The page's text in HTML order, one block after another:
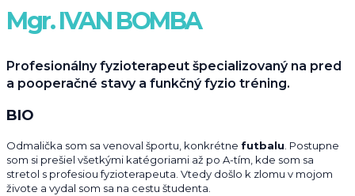
Mgr. IVAN BOMBA
Profesionálny fyzioterapeut špecializovaný na pred
a pooperačné stavy a funkčný fyzio tréning.
BIO
Odmalička som sa venoval športu, konkrétne futbalu. Postupne
som si prešiel všetkými katégoriami až po A-tím, kde som sa
stretol s profesiou fyzioterapeuta. Vtedy došlo k zlomu v mojom
živote a vydal som sa na cestu študenta.